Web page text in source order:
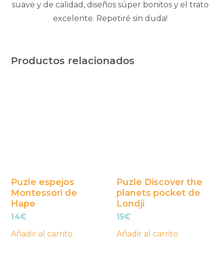
suave y de calidad, diseños súper bonitos y el trato
excelente. Repetiré sin duda!
Productos relacionados
Puzle espejos
Montessori de
Hape
14€
Añadir al carrito
Puzle Discover the
planets pocket de
Londji
15€
Añadir al carrito